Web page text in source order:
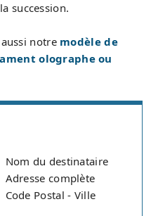
succession.
notre modèle de
olographe ou
Nom du destinataire
Adresse complète
Code Postal - Ville